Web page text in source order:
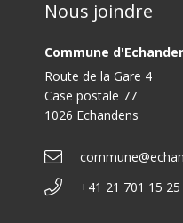
Nous joindre
Commune
Route de la Gare 4
Case postale 77
1026 Echandens
+41 21 701 15 25